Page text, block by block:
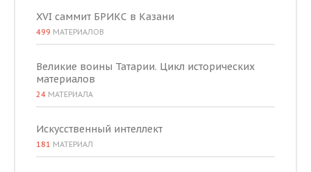
XVI саммит БРИКС в Казани
499 МАТЕРИАЛОВ
Великие воины Татарии. Цикл исторических
материалов
24 МАТЕРИАЛА
Искусственный интеллект
181 МАТЕРИАЛ